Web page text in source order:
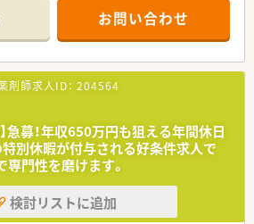
す。
名とパート4名の体制で、協力しながら日々
います。
】
慮し、年収500万円から最大700万円までの
です。
用で賞与は年2回支給され、過去実績では3.6
ます。
管理薬剤師手当など、職能に応じた手当が充
が狙えます。
年収】
れば、平均年収650万円前後の高水準な給与
お問い合わせ
剤師求人ID： 204564
急募！年収650万円も狙える年間休日
別休暇が付与される好条件求人で
門性を磨けます。
検討リストに追加